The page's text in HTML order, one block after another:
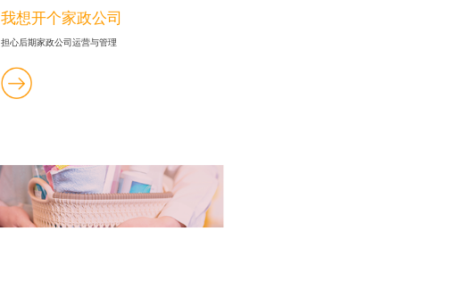
我想开个家政公司
担心后期家政公司运营与管理